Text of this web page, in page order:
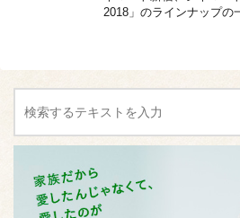
2018」のラインナップの